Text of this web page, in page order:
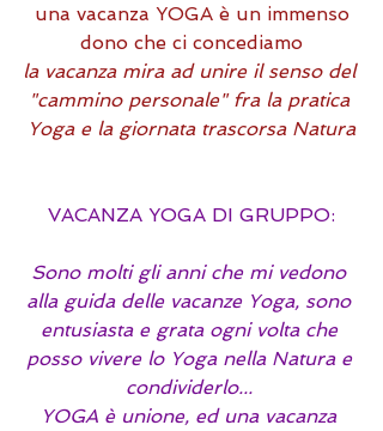
una vacanza YOGA è un immenso
dono che ci concediamo
la vacanza mira ad unire il senso del
"cammino personale" fra la pratica
Yoga e la giornata trascorsa Natura
VACANZA YOGA DI GRUPPO:
Sono molti gli anni che mi vedono
alla guida delle vacanze Yoga, sono
entusiasta e grata ogni volta che
posso vivere lo Yoga nella Natura e
condividerlo...
YOGA è unione, ed una vacanza